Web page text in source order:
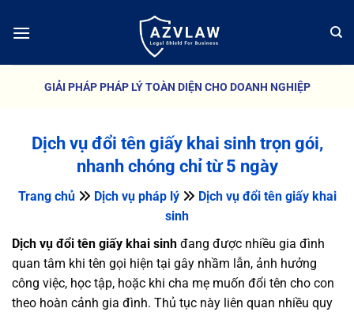
qua
dung
GIẢI PHÁP PHÁP LÝ TOÀN DIỆN CHO DOANH NGHIỆP
Dịch vụ đổi tên giấy khai sinh trọn gói,
nhanh chóng chỉ từ 5 ngày
Trang chủ Dịch vụ pháp lý
Dịch vụ đổi tên giấy khai
sinh
Dịch vụ đổi tên giấy khai sinh đang được nhiều gia đình
quan tâm khi tên gọi hiện tại gây nhầm lẫn, ảnh hưởng
công việc, học tập, hoặc khi cha mẹ muốn đổi tên cho con
theo hoàn cảnh gia đình. Thủ tục này liên quan nhiều quy